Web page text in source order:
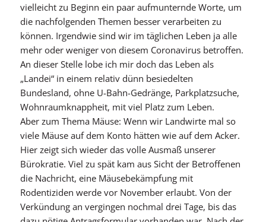
vielleicht zu Beginn ein paar aufmunternde Worte, um
die nachfolgenden Themen besser verarbeiten zu
können. Irgendwie sind wir im täglichen Leben ja alle
mehr oder weniger von diesem Coronavirus betroffen.
An dieser Stelle lobe ich mir doch das Leben als
„Landei“ in einem relativ dünn besiedelten
Bundesland, ohne U-Bahn-Gedränge, Parkplatzsuche,
Wohnraumknappheit, mit viel Platz zum Leben.
Aber zum Thema Mäuse: Wenn wir Landwirte mal so
viele Mäuse auf dem Konto hätten wie auf dem Acker.
Hier zeigt sich wieder das volle Ausmaß unserer
Bürokratie. Viel zu spät kam aus Sicht der Betroffenen
die Nachricht, eine Mäusebekämpfung mit
Rodentiziden werde vor November erlaubt. Von der
Verkündung an vergingen nochmal drei Tage, bis das